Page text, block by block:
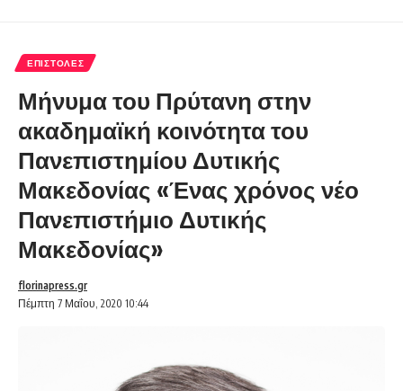
ΕΠΙΣΤΟΛΈΣ
Μήνυμα του Πρύτανη στην
ακαδημαϊκή κοινότητα του
Πανεπιστημίου Δυτικής
Μακεδονίας «Ένας χρόνος νέο
Πανεπιστήμιο Δυτικής
Μακεδονίας»
Πέμπτη 7 Μαΐου, 2020 10:44
florinapress.gr